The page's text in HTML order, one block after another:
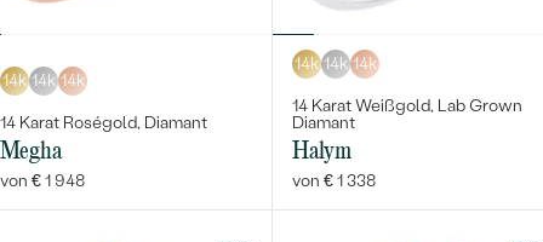
14k 14k 14k
14 Karat Roségold, Diamant
Megha
von € 1 948
14k 14k 14k
14 Karat Weißgold, Lab Grown
Diamant
Halym
von € 1 338